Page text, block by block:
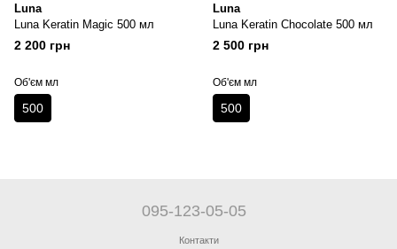
Luna
Luna Keratin Magic 500 мл
2 200 грн
Об'єм мл
500
Luna
Luna Keratin Chocolate 500 мл
2 500 грн
Об'єм мл
500
095-123-05-05
Контакти